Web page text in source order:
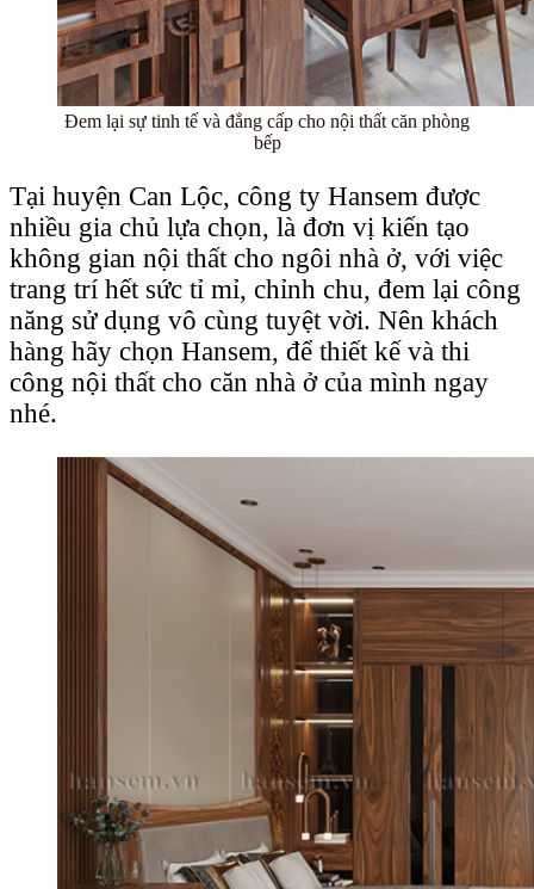
Đem lại sự tinh tế và đẳng cấp cho nội thất căn phòng
bếp
Tại huyện Can Lộc, công ty Hansem được
nhiều gia chủ lựa chọn, là đơn vị kiến tạo
không gian nội thất cho ngôi nhà ở, với việc
trang trí hết sức tỉ mỉ, chỉnh chu, đem lại công
năng sử dụng vô cùng tuyệt vời. Nên khách
hàng hãy chọn Hansem, để thiết kế và thi
công nội thất cho căn nhà ở của mình ngay
nhé.